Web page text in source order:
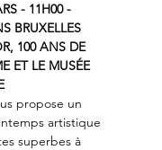
- 11H00 -
BRUXELLES
100 ANS DE
ET LE MUSÉE
propose un
artistique
superbes à